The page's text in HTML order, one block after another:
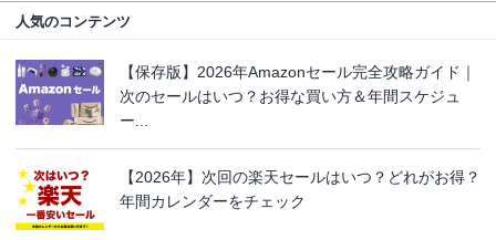
人気のコンテンツ
【保存版】2026年Amazonセール完全攻略ガイド｜
次のセールはいつ？お得な買い方＆年間スケジュ
ー...
【2026年】次回の楽天セールはいつ？どれがお得？
年間カレンダーをチェック